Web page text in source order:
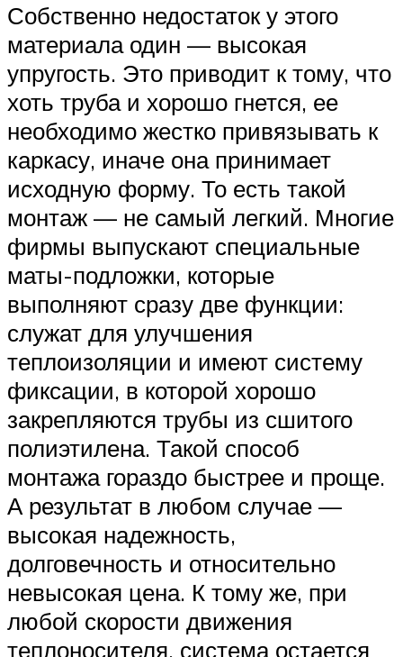
Собственно недостаток у этого
материала один — высокая
упругость. Это приводит к тому, что
хоть труба и хорошо гнется, ее
необходимо жестко привязывать к
каркасу, иначе она принимает
исходную форму. То есть такой
монтаж — не самый легкий. Многие
фирмы выпускают специальные
маты-подложки, которые
выполняют сразу две функции:
служат для улучшения
теплоизоляции и имеют систему
фиксации, в которой хорошо
закрепляются трубы из сшитого
полиэтилена. Такой способ
монтажа гораздо быстрее и проще.
А результат в любом случае —
высокая надежность,
долговечность и относительно
невысокая цена. К тому же, при
любой скорости движения
теплоносителя, система остается